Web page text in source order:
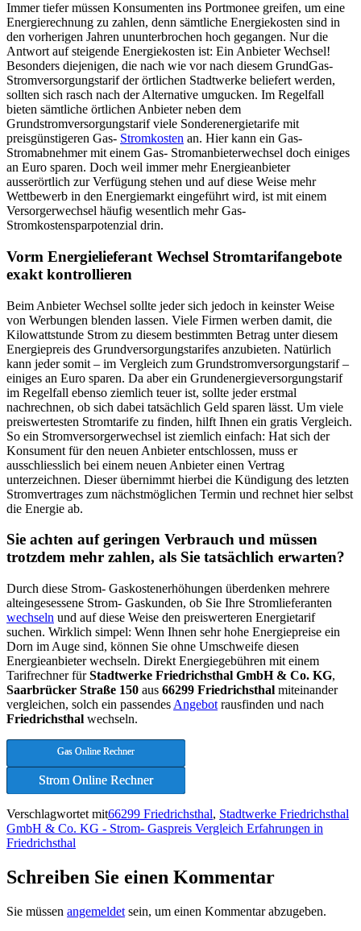
Immer tiefer müssen Konsumenten ins Portmonee greifen, um eine
Energierechnung zu zahlen, denn sämtliche Energiekosten sind in
den vorherigen Jahren ununterbrochen hoch gegangen. Nur die
Antwort auf steigende Energiekosten ist: Ein Anbieter Wechsel!
Besonders diejenigen, die nach wie vor nach diesem GrundGas-
Stromversorgungstarif der örtlichen Stadtwerke beliefert werden,
sollten sich rasch nach der Alternative umgucken. Im Regelfall
bieten sämtliche örtlichen Anbieter neben dem
Grundstromversorgungstarif viele Sonderenergietarife mit
preisgünstigeren Gas- Stromkosten an. Hier kann ein Gas-
Stromabnehmer mit einem Gas- Stromanbieterwechsel doch einiges
an Euro sparen. Doch weil immer mehr Energieanbieter
ausserörtlich zur Verfügung stehen und auf diese Weise mehr
Wettbewerb in den Energiemarkt eingeführt wird, ist mit einem
Versorgerwechsel häufig wesentlich mehr Gas-
Stromkostensparpotenzial drin.
Vorm Energielieferant Wechsel Stromtarifangebote
exakt kontrollieren
Beim Anbieter Wechsel sollte jeder sich jedoch in keinster Weise
von Werbungen blenden lassen. Viele Firmen werben damit, die
Kilowattstunde Strom zu diesem bestimmten Betrag unter diesem
Energiepreis des Grundversorgungstarifes anzubieten. Natürlich
kann jeder somit – im Vergleich zum Grundstromversorgungstarif –
einiges an Euro sparen. Da aber ein Grundenergieversorgungstarif
im Regelfall ebenso ziemlich teuer ist, sollte jeder erstmal
nachrechnen, ob sich dabei tatsächlich Geld sparen lässt. Um viele
preiswertesten Stromtarife zu finden, hilft Ihnen ein gratis Vergleich.
So ein Stromversorgerwechsel ist ziemlich einfach: Hat sich der
Konsument für den neuen Anbieter entschlossen, muss er
ausschliesslich bei einem neuen Anbieter einen Vertrag
unterzeichnen. Dieser übernimmt hierbei die Kündigung des letzten
Stromvertrages zum nächstmöglichen Termin und rechnet hier selbst
die Energie ab.
Sie achten auf geringen Verbrauch und müssen
trotzdem mehr zahlen, als Sie tatsächlich erwarten?
Durch diese Strom- Gaskostenerhöhungen überdenken mehrere
alteingesessene Strom- Gaskunden, ob Sie Ihre Stromlieferanten
wechseln und auf diese Weise den preiswerteren Energietarif
suchen. Wirklich simpel: Wenn Ihnen sehr hohe Energiepreise ein
Dorn im Auge sind, können Sie ohne Umschweife diesen
Energieanbieter wechseln. Direkt Energiegebühren mit einem
Tarifrechner fürStadtwerke Friedrichsthal GmbH & Co. KG,
Saarbrücker Straße 150 aus 66299 Friedrichsthal miteinander
vergleichen, solch ein passendes Angebot rausfinden und nach
Friedrichsthal wechseln.
Gas Online Rechner
Strom Online Rechner
Verschlagwortet mit66299 Friedrichsthal, Stadtwerke Friedrichsthal
GmbH & Co. KG - Strom- Gaspreis Vergleich Erfahrungen in
Friedrichsthal
Schreiben Sie einen Kommentar
Sie müssen angemeldet sein, um einen Kommentar abzugeben.